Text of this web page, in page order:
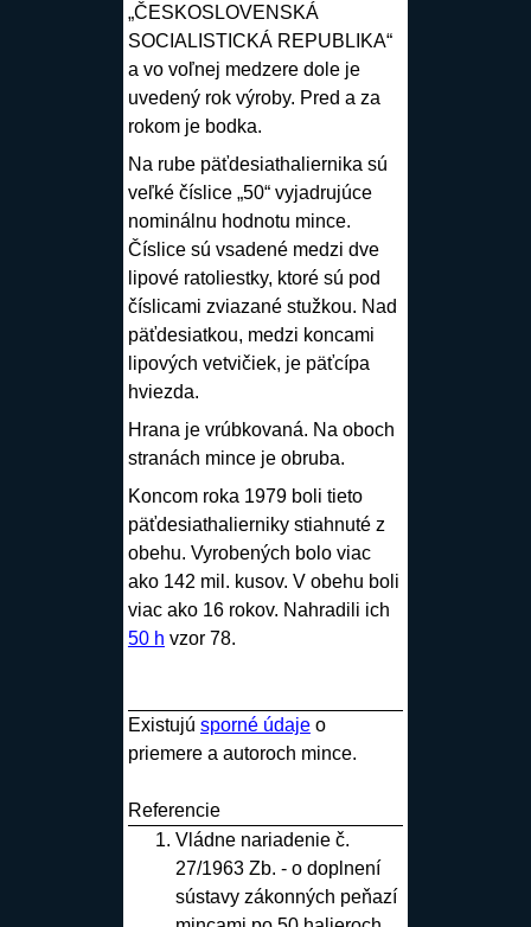
„ČESKOSLOVENSKÁ
SOCIALISTICKÁ REPUBLIKA“
a vo voľnej medzere dole je
uvedený rok výroby. Pred a za
rokom je bodka.
Na rube päťdesiathaliernika sú
veľké číslice „50“ vyjadrujúce
nominálnu hodnotu mince.
Číslice sú vsadené medzi dve
lipové ratoliestky, ktoré sú pod
číslicami zviazané stužkou. Nad
päťdesiatkou, medzi koncami
lipových vetvičiek, je päťcípa
hviezda.
Hrana je vrúbkovaná. Na oboch
stranách mince je obruba.
Koncom roka 1979 boli tieto
päťdesiathalierniky stiahnuté z
obehu. Vyrobených bolo viac
ako 142 mil. kusov. V obehu boli
viac ako 16 rokov. Nahradili ich
50 h vzor 78.
Existujú sporné údajeo
priemere a autoroch mince.
Referencie
Vládne nariadenie č.
27/1963 Zb. - o doplnení
sústavy zákonných peňazí